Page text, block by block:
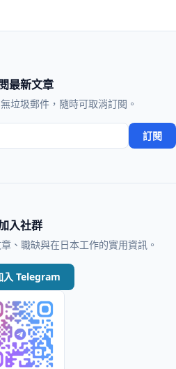
最新文章
垃圾郵件，隨時可取消訂閱。
訂閱
入社群
、職缺與在日本工作的實用資訊。
入 Telegram